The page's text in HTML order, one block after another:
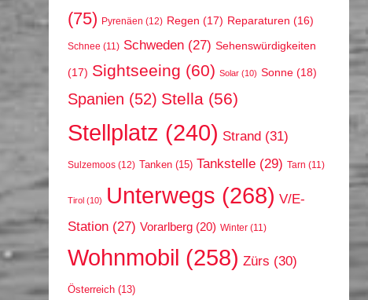
(75) Pyrenäen (12) Regen (17) Reparaturen (16)
Schnee (11) Schweden (27) Sehenswürdigkeiten
(17) Sightseeing (60) Solar (10) Sonne (18)
Spanien (52) Stella (56)
Stellplatz (240) Strand (31)
Sulzemoos (12) Tanken (15) Tankstelle (29) Tarn (11)
Tirol (10) Unterwegs (268) V/E-
Station (27) Vorarlberg (20) Winter (11)
Wohnmobil (258) Zürs (30)
Österreich (13)